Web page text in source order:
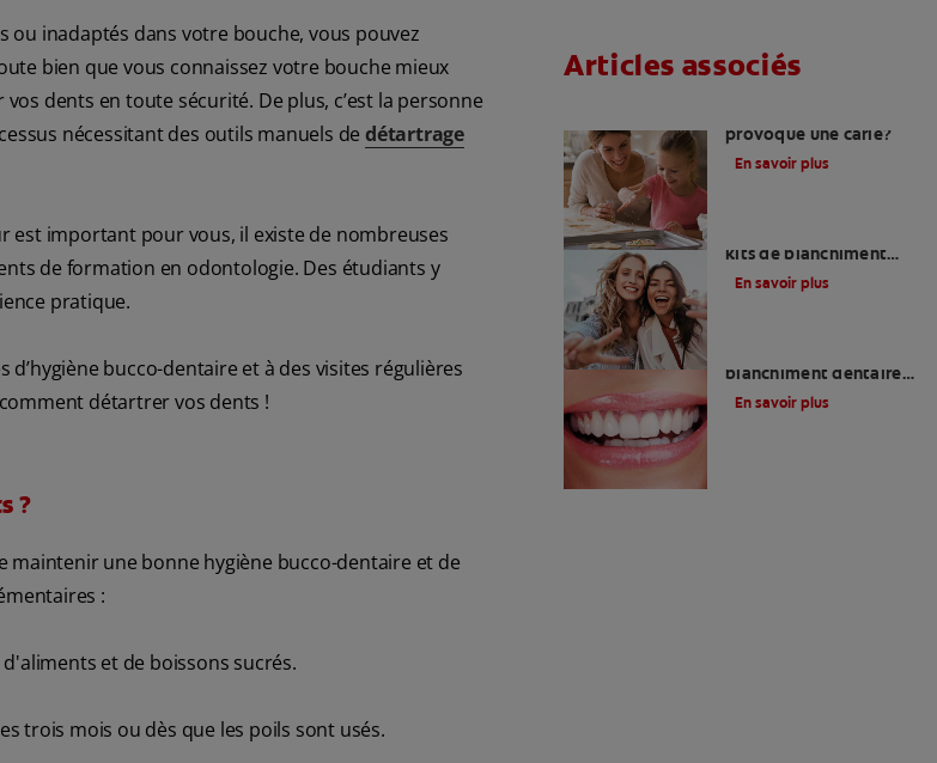
ou inadaptés dans votre bouche, vous pouvez
bien que vous connaissez votre bouche mieux
dents en toute sécurité. De plus, c’est la personne
nécessitant des outils manuels de détartrage
est important pour vous, il existe de nombreuses
de formation en odontologie. Des étudiants y
pratique.
bucco-dentaire et à des visites régulières
détartrer vos dents !
?
une bonne hygiène bucco-dentaire et de
:
et de boissons sucrés.
trois mois ou dès que les poils sont usés.
Articles associés
provoque une carie?
En savoir plus
kits de blanchiment
dentaire à la maison
En savoir plus
blanchiment dentaire
choisir ?
En savoir plus